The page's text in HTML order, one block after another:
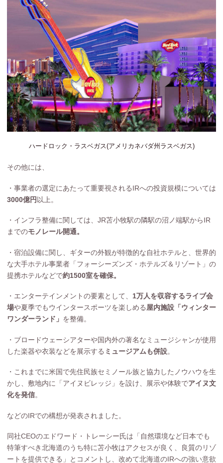
ハードロック・ラスベガス(アメリカネバダ州ラスベガス)
その他には、
・事業者の選定にあたって重要視されるIRへの投資規模については
3000億円以上。
・インフラ整備に関しては、JR苫小牧駅の隣駅の沼ノ端駅からIR
までのモノレール開通。
・宿泊設備に関し、ギターの外観が特徴的な自社ホテルと、世界的
な大手ホテル事業者「フォーシーズンズ・ホテルズ＆リゾート」の
提携ホテルなどで約1500室を確保。
・エンターテインメントの要素として、 1万人を収容するライブ会
場や夏季でもウインタースポーツを楽しめる屋内施設「ウィンター
ワンダーランド」 を整備。
・ブロードウェーシアターや国内外の著名なミュージシャンが使用
した楽器や衣装などを展示する ミュージアムも併設。
・これまでに米国で先住民族セミノール族と協力したノウハウを生
かし、敷地内に「アイヌビレッジ」を設け、展示や体験でアイヌ文
化を発信。
などのIRでの構想が発表されました。
同社CEOのエドワード・トレーシー氏は「自然環境など日本でも
特筆すべき北海道のうち特に苫小牧はアクセスが良く、良質のリゾ
ートを提供できる」とコメントし、改めて北海道のIRへの強い意欲